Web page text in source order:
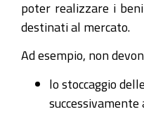
poter realizzare i
destinati al mercato.
Ad esempio, non
lo stoccaggio